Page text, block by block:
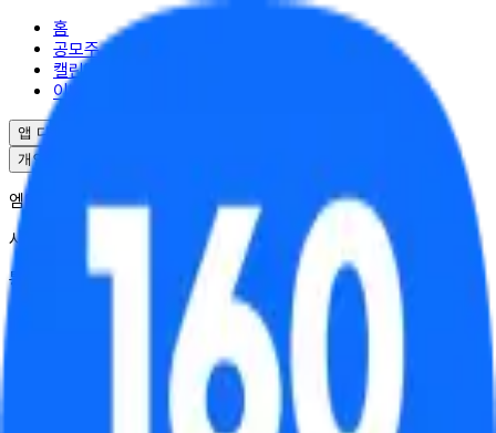
홈
공모주
캘린더
이벤트
앱 다운로드
개인정보처리방침
엠엘투자자문(주) | 대표 윤도선
사업자등록번호 : 341-88-02703
통신판매업 : 2025-서울강남-04995
서울특별시 강남구 역삼로17길 10
대표번호 : 02-6949-0045
© ML Investment Advisory Co.,Ltd. All Rights Reserved.